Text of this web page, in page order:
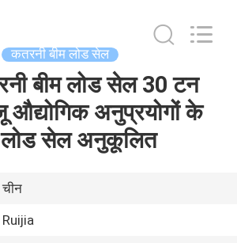
कतरनी बीम लोड सेल
बीम लोड सेल 30 टन
औद्योगिक अनुप्रयोगों के
लोड सेल अनुकूलित
चीन
Ruijia